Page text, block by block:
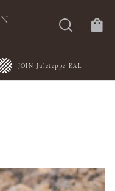
JOIN Juleteppe KAL